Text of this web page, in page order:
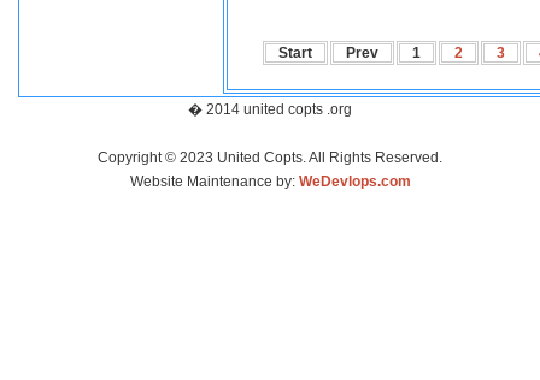
Start Prev 1 2 3
� 2014 united copts .org
Copyright © 2023 United Copts. All Rights Reserved.
Website Maintenance by: WeDevlops.com